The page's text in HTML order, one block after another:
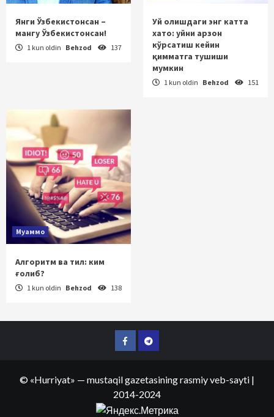
Янги Ўзбекистонсан –
мангу Ўзбекистонсан!
1 kun oldin Behzod 137
Уй олишдаги энг катта
хато: уйни арзон
кўрсатиш кейин
қимматга тушиши
мумкин
1 kun oldin Behzod 151
Муаммо
Алгоритм ва тил: ким
ғолиб?
1 kun oldin Behzod 138
FacebookTelegram
© «Hurriyat» — mustaqil gazetasining rasmiy veb-sayti |
2014-2024